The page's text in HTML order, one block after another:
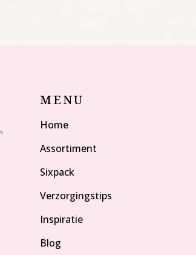
MENU
Home
Assortiment
Sixpack
Verzorgingstips
Inspiratie
Blog